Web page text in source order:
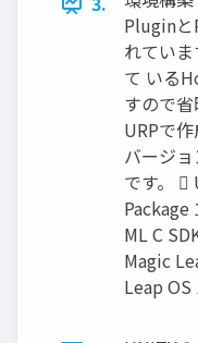
Plugin
れてい
て いる
すので
URPで
バージ
です。
Package
ML C
Magic
Leap